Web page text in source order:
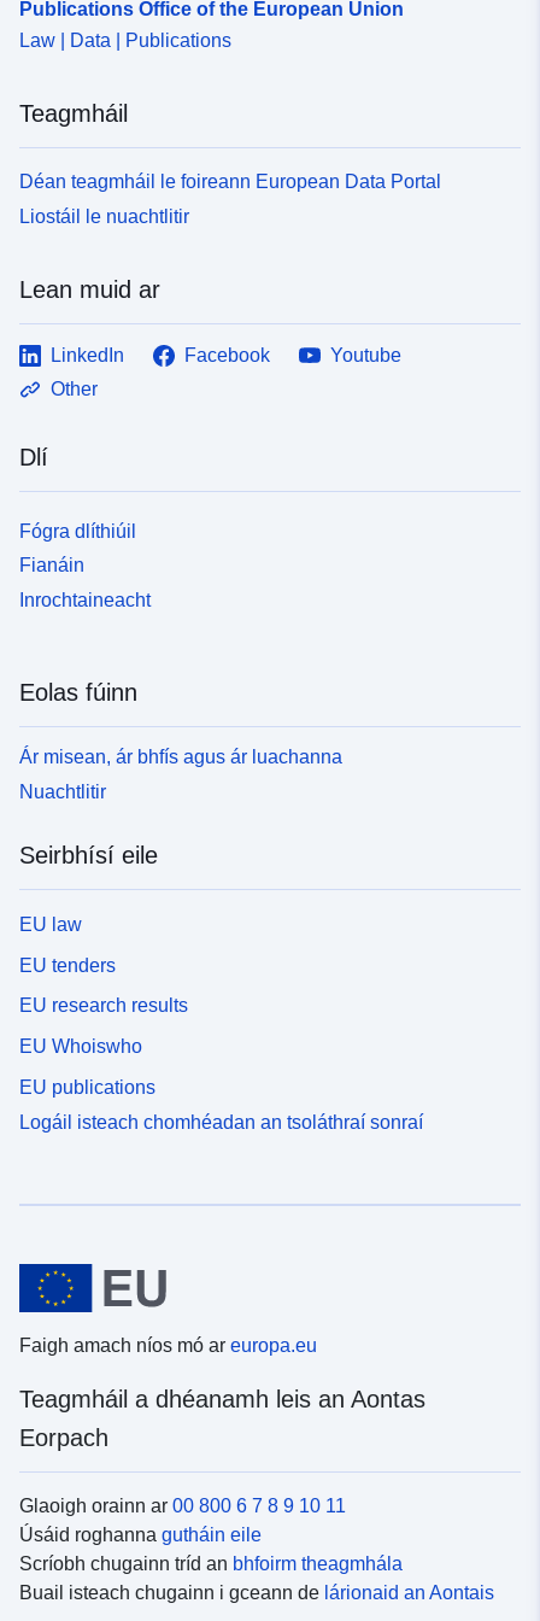
Publications Office of the European Union
Law | Data | Publications
Teagmháil
Déan teagmháil le foireann European Data Portal
Liostáil le nuachtlitir
Lean muid ar
LinkedIn Facebook
Youtube
Other
Dlí
Fógra dlíthiúil
Fianáin
Inrochtaineacht
Eolas fúinn
Ár misean, ár bhfís agus ár luachanna
Nuachtlitir
Seirbhísí eile
EU law
EU tenders
EU research results
EU Whoiswho
EU publications
Logáil isteach chomhéadan an tsoláthraí sonraí
Faigh amach níos mó ar europa.eu
Teagmháil a dhéanamh leis an Aontas
Eorpach
Glaoigh orainn ar 00 800 6 7 8 9 10 11
Úsáid roghanna gutháin eile
Scríobh chugainn tríd an bhfoirm theagmhála
Buail isteach chugainn i gceann de lárionaid an Aontais